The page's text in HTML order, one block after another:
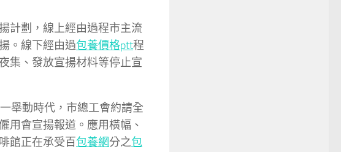
計劃，線上經由過程市主流
。線下經由過包養價格ptt程
集、發放宣揚材料等停止宣
舉動時代，市總工會約請全
用會宣揚報道。應用橫幅、
館正在承受百包養網分之包